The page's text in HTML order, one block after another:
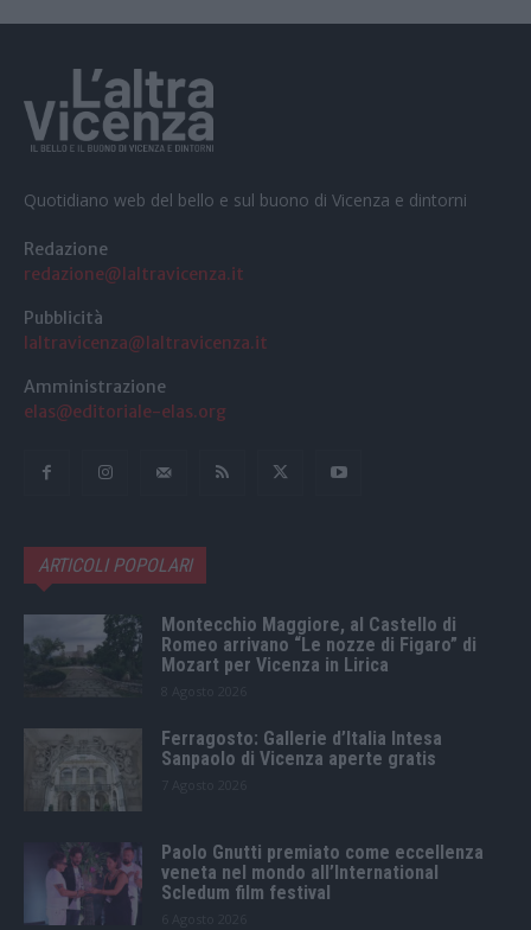
Quotidiano web del bello e sul buono di Vicenza e dintorni
Redazione
redazione@laltravicenza.it
Pubblicità
laltravicenza@laltravicenza.it
Amministrazione
elas@editoriale-elas.org
ARTICOLI POPOLARI
Montecchio Maggiore, al Castello di
Romeo arrivano “Le nozze di Figaro” di
Mozart per Vicenza in Lirica
Ferragosto: Gallerie d’Italia Intesa
Sanpaolo di Vicenza aperte gratis
Paolo Gnutti premiato come eccellenza
veneta nel mondo all’International
Scledum film festival